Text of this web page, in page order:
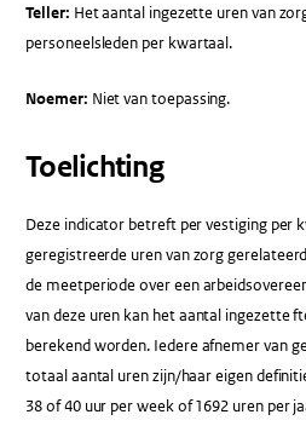
Teller: Het aantal ingezette uren van
personeelsleden per kwartaal.
Noemer: Niet van toepassing.
Toelichting
Deze indicator betreft per vestiging per
geregistreerde uren van zorg
de meetperiode over een
van deze uren kan het aantal ingezette
berekend worden. Iedere afnemer van
totaal aantal uren zijn/haar eigen
38 of 40 uur per week of 1692 uren per